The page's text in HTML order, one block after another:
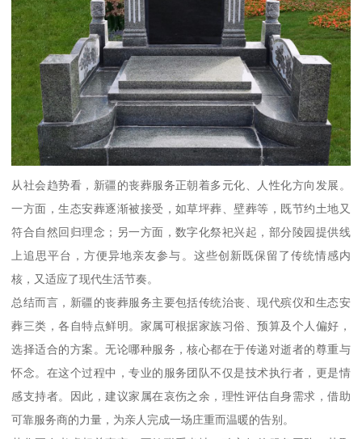
从社会趋势看，新疆的丧葬服务正朝着多元化、人性化方向发展。
一方面，生态安葬逐渐被接受，如草坪葬、壁葬等，既节约土地又
符合自然回归理念；另一方面，数字化祭祀兴起，部分陵园提供线
上追思平台，方便异地亲友参与。这些创新既保留了传统情感内
核，又适应了现代生活节奏。
总结而言，新疆的丧葬服务主要包括传统治丧、现代殡仪和生态安
葬三类，各自特点鲜明。家属可根据家族习俗、预算及个人偏好，
选择适合的方案。无论哪种服务，核心都在于传递对逝者的尊重与
怀念。在这个过程中，专业的服务团队不仅是技术执行者，更是情
感支持者。因此，建议家属在哀伤之余，理性评估自身需求，借助
可靠服务商的力量，为亲人完成一场庄重而温暖的告别。